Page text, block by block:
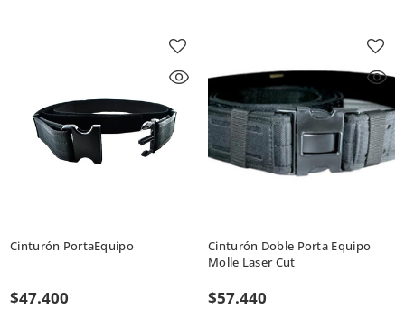
Cinturón PortaEquipo
$47.400
Cinturón Doble Porta Equipo
Molle Laser Cut
$57.440